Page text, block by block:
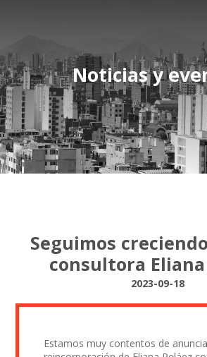
Noticias y
Seguimos
consultora Eliana
2023-09-18
Estamos muy contentos de